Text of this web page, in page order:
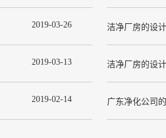
2019-03-26 洁净厂房的设
2019-03-13 洁净厂房的设
2019-02-14 广东净化公司